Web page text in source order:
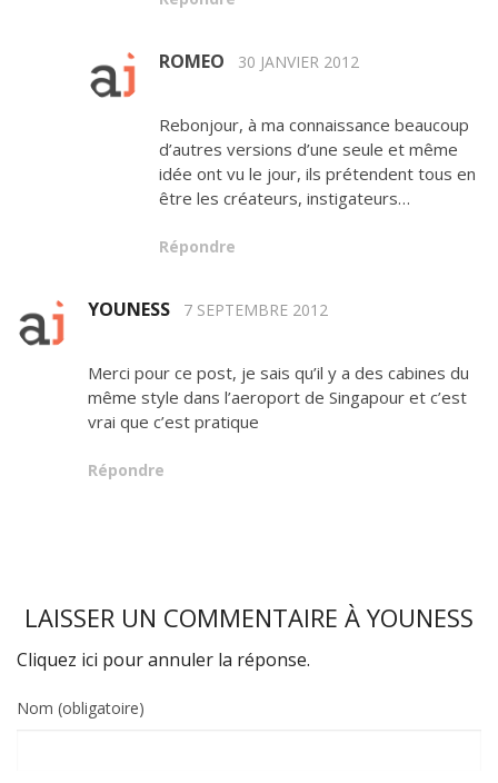
ROMEO 30 JANVIER 2012
Rebonjour, à ma connaissance beaucoup
d’autres versions d’une seule et même
idée ont vu le jour, ils prétendent tous en
être les créateurs, instigateurs…
Répondre
YOUNESS 7 SEPTEMBRE 2012
Merci pour ce post, je sais qu’il y a des cabines du
même style dans l’aeroport de Singapour et c’est
vrai que c’est pratique
Répondre
LAISSER UN COMMENTAIRE À YOUNESS
Cliquez ici pour annuler la réponse.
Nom (obligatoire)